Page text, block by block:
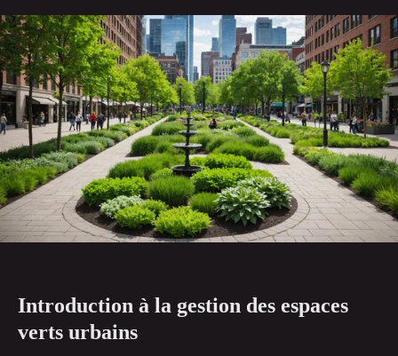
Introduction à la gestion des espaces
verts urbains